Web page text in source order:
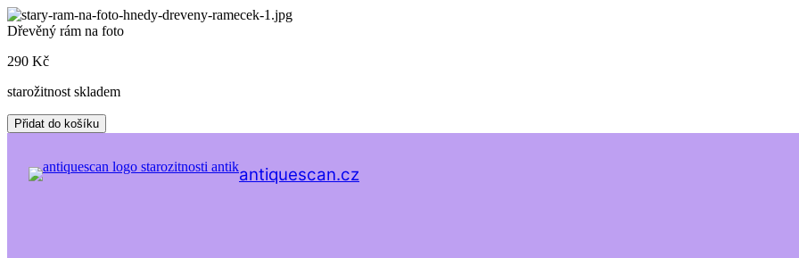
Skip
to
Dřevěný rám na foto
290 Kč
starožitnost skladem
Dřevěný
rám
množství
Přidat do košíku
antiquescan.cz